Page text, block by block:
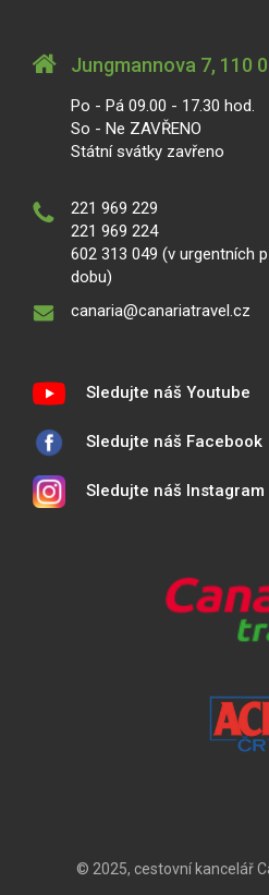
Jungmannova 7, 110
Po - Pá 09.00 - 17.30 hod.
So - Ne ZAVŘENO
Státní svátky zavřeno
221 969 229
221 969 224
602 313 049 (v urgentních
dobu)
canaria@canariatravel.cz
Sledujte náš Youtube
Sledujte náš Facebook
Sledujte náš Instagram
© 2025, cestovní kancelář